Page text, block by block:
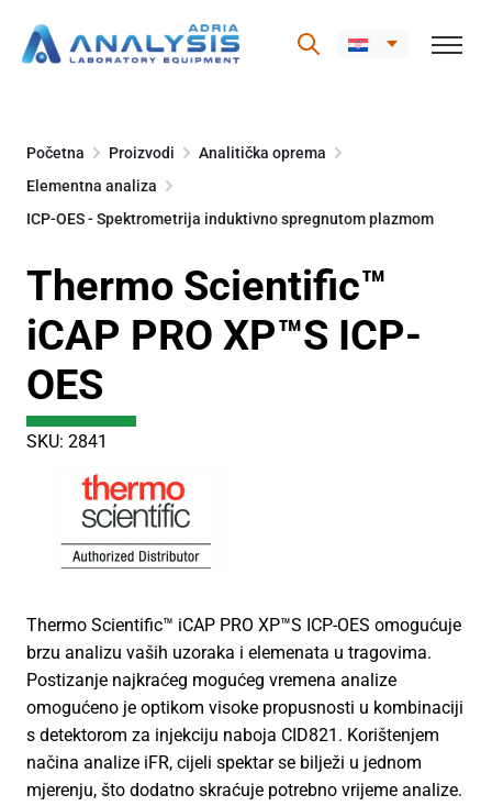
content
Početna Proizvodi
Analitička oprema
Elementna analiza
ICP-OES - Spektrometrija induktivno spregnutom plazmom
Thermo Scientific™
iCAP PRO XP™S ICP-
OES
SKU: 2841
Thermo Scientific™ iCAP PRO XP™S ICP-OES omogućuje
brzu analizu vaših uzoraka i elemenata u tragovima.
Postizanje najkraćeg mogućeg vremena analize
omogućeno je optikom visoke propusnosti u kombinaciji
s detektorom za injekciju naboja CID821. Korištenjem
načina analize iFR, cijeli spektar se bilježi u jednom
mjerenju, što dodatno skraćuje potrebno vrijeme analize.